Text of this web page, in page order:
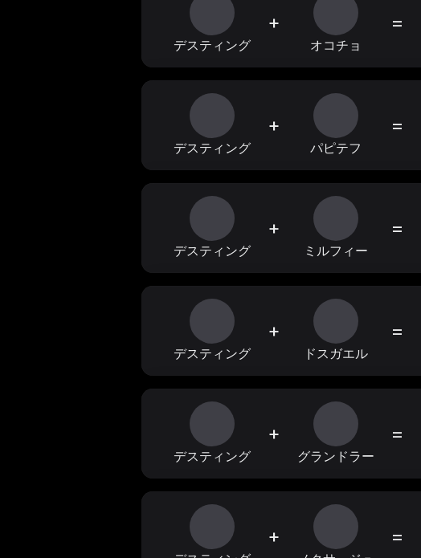
デスティング
+
オコチョ
=
デスティング
+
パピテフ
=
デスティング
+
ミルフィー
=
デスティング
+
ドスガエル
=
デスティング
+
グランドラー
=
+ =